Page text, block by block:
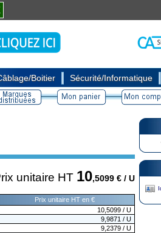
Boitier Sécurité/Informatique
unitaire HT 10,5099 € / U
Prix unitaire HT en €
10,5099 / U
9,9871 / U
9,2379 / U